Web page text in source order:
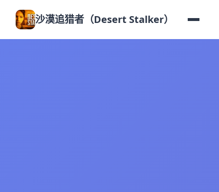
沙漠追猎者（Desert Stalker）